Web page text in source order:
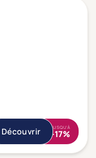
Découvrir JUSQU'À
-17%